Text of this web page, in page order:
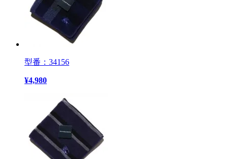
型番：34156
¥4,980